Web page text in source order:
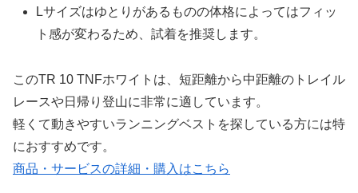
Lサイズはゆとりがあるものの体格によってはフィッ
ト感が変わるため、試着を推奨します。
このTR 10 TNFホワイトは、短距離から中距離のトレイル
レースや日帰り登山に非常に適しています。
軽くて動きやすいランニングベストを探している方には特
におすすめです。
商品・サービスの詳細・購入はこちら